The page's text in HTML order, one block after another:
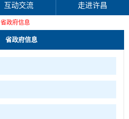
互动交流 走进许昌
省政府信息
省政府信息